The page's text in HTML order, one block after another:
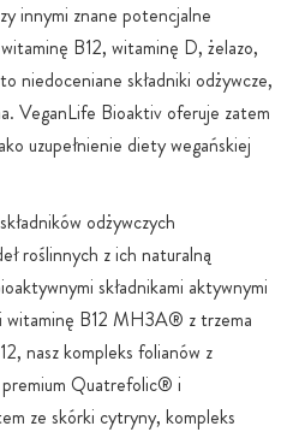
innymi znane potencjalne
B12, witaminę D, żelazo,
niedoceniane składniki odżywcze,
VeganLife Bioaktiv oferuje zatem
uzupełnienie diety wegańskiej
odżywczych
roślinnych z ich naturalną
składnikami aktywnymi
witaminę B12 MH3A® z trzema
nasz kompleks folianów z
premium Quatrefolic® i
ze skórki cytryny, kompleks